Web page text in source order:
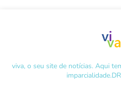
viva, o seu site de notícias. Aqui